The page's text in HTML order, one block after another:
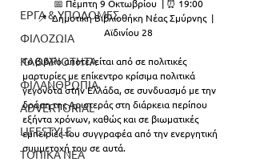
ΕΡΓΑ & ΥΠΟΔΟΜΕΣ
ΦΙΛΟΖΩΙΑ
ΚΑΘΑΡΙΟΤΗΤΑ
ΦΙΛΑΝΘΡΩΠΙΑ
ADVERTORIAL
LIFESTYLE
ΤΟΠΙΚΑ ΝΕΑ
📅 Πέμπτη 9 Οκτωβρίου  | ⏰ 19:00
📍  Δημοτική Βιβλιοθήκη Νέας Σμύρνης  |
Αϊδινίου 28
Το βιβλίο αποτελείται από σε πολιτικές
μαρτυρίες με επίκεντρο κρίσιμα πολιτικά
γεγονότα στην Ελλάδα, σε συνδυασμό με την
δράση της Αριστεράς στη διάρκεια περίπου
εξήντα χρόνων, καθώς και σε βιωματικές
εμπειρίες του συγγραφέα από την ενεργητική
συμμετοχή του σε αυτά.